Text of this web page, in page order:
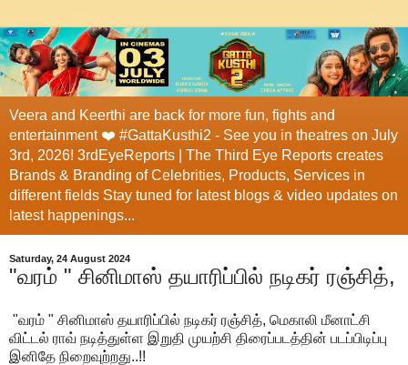
Veera and Keerthi are back for more fun, fights and
entertainment ❤️ #GattaKusthi2 - See you in theatres on July
3rd, 2026! 3rdEyeReports | The Third Eye Reports creates
Brands & Branding of Celebrities, Products, Services in
different fields Stay tuned for latest blogs & video updates on
latest happenings...
Saturday, 24 August 2024
"வரம் " சினிமாஸ் தயாரிப்பில் நடிகர் ரஞ்சித்,
"வரம் " சினிமாஸ் தயாரிப்பில் நடிகர் ரஞ்சித், மெகாலி மீனாட்சி
விட்டல் ராவ் நடித்துள்ள இறுதி முயற்சி திரைப்படத்தின் படப்பிடிப்பு
இனிதே நிறைவுற்றது..!!